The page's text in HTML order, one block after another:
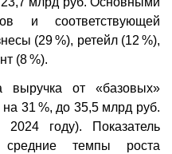
и соответствующей
(29 %), ретейл (12 %),
(8 %).
выручка от «базовых»
31 %, до 35,5 млрд руб.
году). Показатель
темпы роста